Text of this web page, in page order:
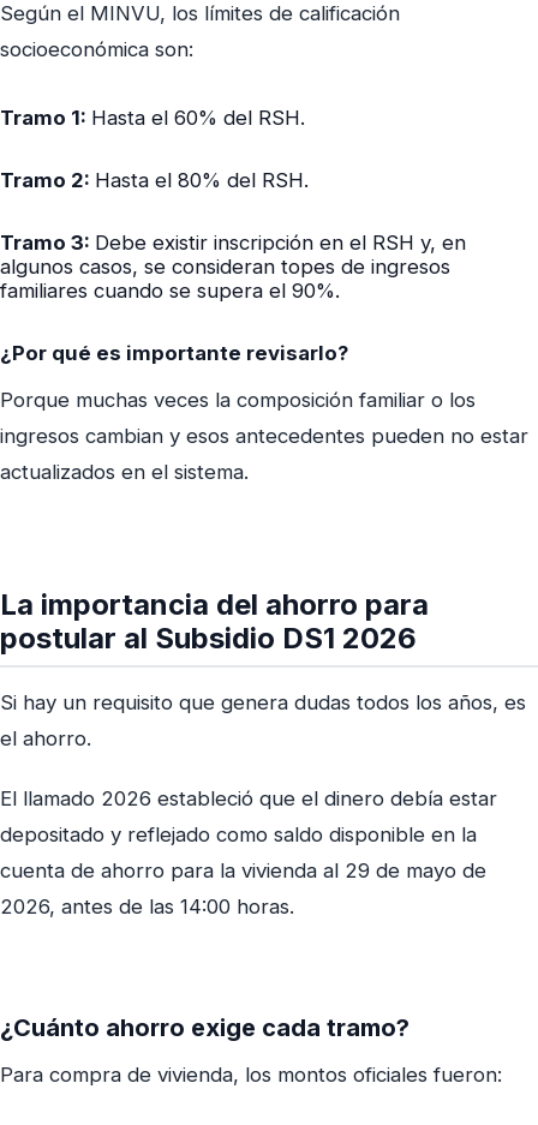
Según el MINVU, los límites de calificación
socioeconómica son:
Tramo 1: Hasta el 60% del RSH.
Tramo 2: Hasta el 80% del RSH.
Tramo 3: Debe existir inscripción en el RSH y, en
algunos casos, se consideran topes de ingresos
familiares cuando se supera el 90%.
¿Por qué es importante revisarlo?
Porque muchas veces la composición familiar o los
ingresos cambian y esos antecedentes pueden no estar
actualizados en el sistema.
La importancia del ahorro para
postular al Subsidio DS1 2026
Si hay un requisito que genera dudas todos los años, es
el ahorro.
El llamado 2026 estableció que el dinero debía estar
depositado y reflejado como saldo disponible en la
cuenta de ahorro para la vivienda al 29 de mayo de
2026, antes de las 14:00 horas.
¿Cuánto ahorro exige cada tramo?
Para compra de vivienda, los montos oficiales fueron: